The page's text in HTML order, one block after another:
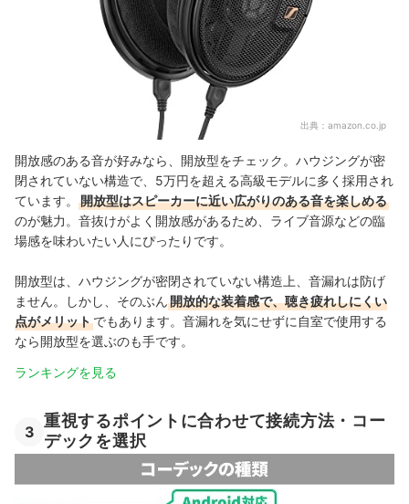
出典： amazon.co.jp
開放感のある音が好みなら、開放型をチェック。ハウジングが密
閉されていない構造で、5万円を超える高級モデルに多く採用され
ています。
開放型はスピーカーに近い広がりのある音を楽しめる
のが魅力。音抜けがよく開放感があるため、ライブ音源などの臨
場感を味わいたい人にぴったりです。
開放型は、ハウジングが密閉されていない構造上、音漏れは防げ
ません。しかし、そのぶん開放的な装着感で、聴き疲れしにくい
点がメリットでもあります。音漏れを気にせずに自室で使用する
なら開放型を選ぶのも手です。
ランキングを見る
3
重視するポイントに合わせて接続方法・コー
デックを選択